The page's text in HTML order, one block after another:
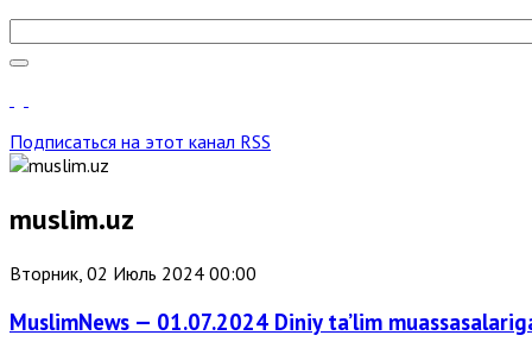
Подписаться на этот канал RSS
muslim.uz
Вторник, 02 Июль 2024 00:00
MuslimNews — 01.07.2024 Diniy ta’lim